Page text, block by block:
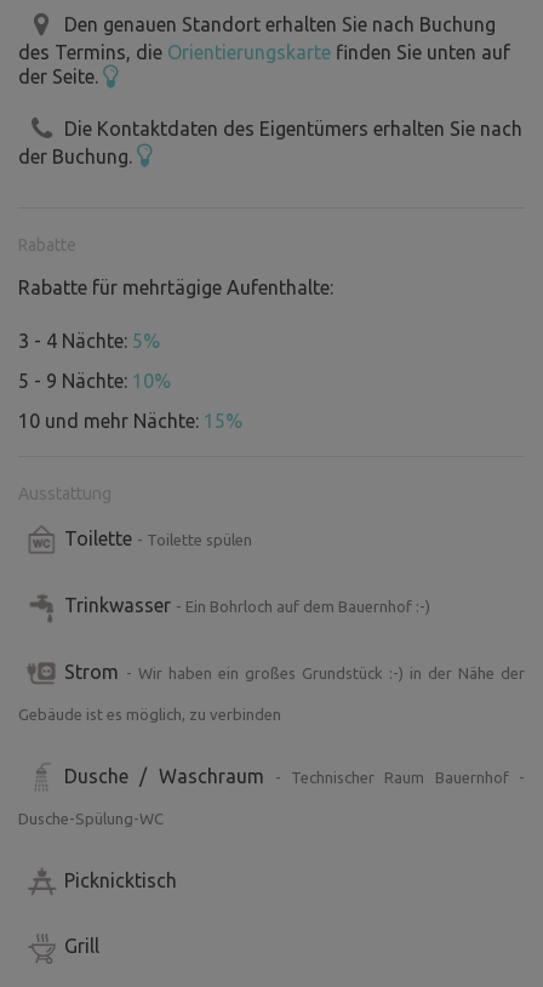
direkt auf dem Hof gehalten. Während ihres Aufenthalts
auf unserem Bauernhof werden die Neugierigen erfahren,
wie alles begann :o). In der Umgebung empfehlen wir einen
des Černínský zámek, der Kvapilova jezírka, des
Aussichtsturms Bolfánek, der Burgruine Pušperk, der
wollen, können Sie bei uns auf dem Hof mitarbeiten. Wir
freuen uns schon darauf.
Den genauen Standort erhalten Sie nach Buchung
des Termins, die Orientierungskarte finden Sie unten auf
der Seite.
Die Kontaktdaten des Eigentümers erhalten Sie nach
der Buchung.
Rabatte
Rabatte für mehrtägige Aufenthalte:
3 - 4 Nächte: 5%
5 - 9 Nächte: 10%
10 und mehr Nächte: 15%
Ausstattung
Toilette - Toilette spülen
Trinkwasser - Ein Bohrloch auf dem Bauernhof :-)
Strom - Wir haben ein großes Grundstück :-) in der Nähe der
Gebäude ist es möglich, zu verbinden
Dusche / Waschraum - Technischer Raum Bauernhof -
Dusche-Spülung-WC
Picknicktisch
Grill